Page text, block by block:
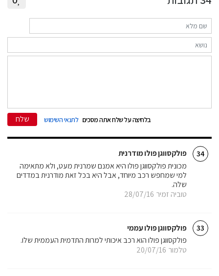
בלחיצה על שלח אתה מסכים לתנאי השימוש שלח
34 פולקסווגן פולו מודרנית
טוביה זמיר 28/07/16
מכונית פולקסווגן פולו היא אמנם שמרנית מעט, ולא מתאימה
למי שמחפש רכב מיוחד, אבל היא בכל זאת מודרנית במדדים
שלה.
33 פולקסווגן פולו עממי
טלמור 20/07/16
פולקסווגן פולו הוא רכב איכותי למרות התדמית העממית שלו.